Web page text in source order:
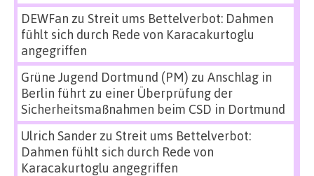
DEWFan zu Streit ums Bettelverbot: Dahmen
fühlt sich durch Rede von Karacakurtoglu
angegriffen
Grüne Jugend Dortmund (PM) zu Anschlag in
Berlin führt zu einer Überprüfung der
Sicherheitsmaßnahmen beim CSD in Dortmund
Ulrich Sanderzu Streit ums Bettelverbot:
Dahmen fühlt sich durch Rede von
Karacakurtoglu angegriffen